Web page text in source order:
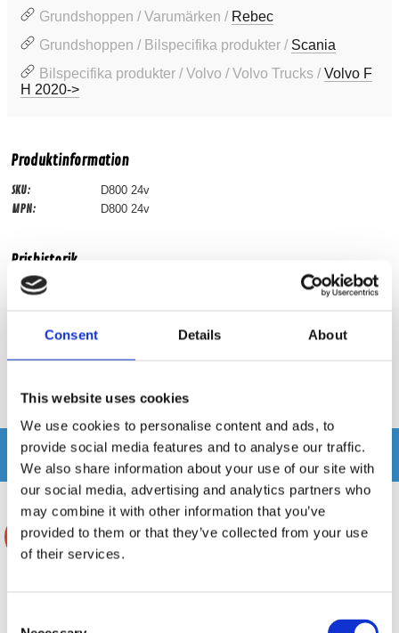
Consent Details About
This website uses cookies
We use cookies to personalise content and ads, to
provide social media features and to analyse our traffic.
We also share information about your use of our site with
our social media, advertising and analytics partners who
may combine it with other information that you’ve
provided to them or that they’ve collected from your use
of their services.
Grundshoppen / Varumärken / Rebec
Grundshoppen / Bilspecifika produkter / Scania
Bilspecifika produkter / Volvo / Volvo Trucks /Volvo F
H 2020->
Produktinformation
SKU: D800 24v
MPN: D800 24v
Prishistorik
Lägsta pris de senaste 30 dagarna är 2995 kr
Produkten har inga recensioner
Relaterade produkter
-42% -32%